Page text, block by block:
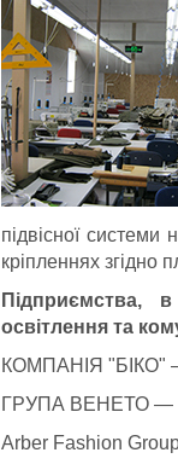
підвісної системи
кріпленнях згідно
Підприємства,
освітлення та
КОМПАНІЯ "БІКО" —
ГРУПА ВЕНЕТО —
Arber Fashion